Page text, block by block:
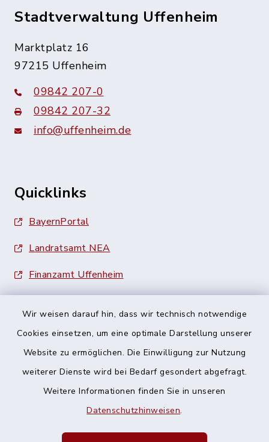
Wir weisen darauf hin, dass wir technisch notwendige
Cookies einsetzen, um eine optimale Darstellung unserer
Website zu ermöglichen. Die Einwilligung zur Nutzung
weiterer Dienste wird bei Bedarf gesondert abgefragt.
Weitere Informationen finden Sie in unseren
Datenschutzhinweisen.
Stadtverwaltung Uffenheim
Marktplatz 16
97215 Uffenheim
09842 207-0
09842 207-32
info@uffenheim.de
Quicklinks
BayernPortal
Landratsamt NEA
Finanzamt Uffenheim
Barrierefreiheit